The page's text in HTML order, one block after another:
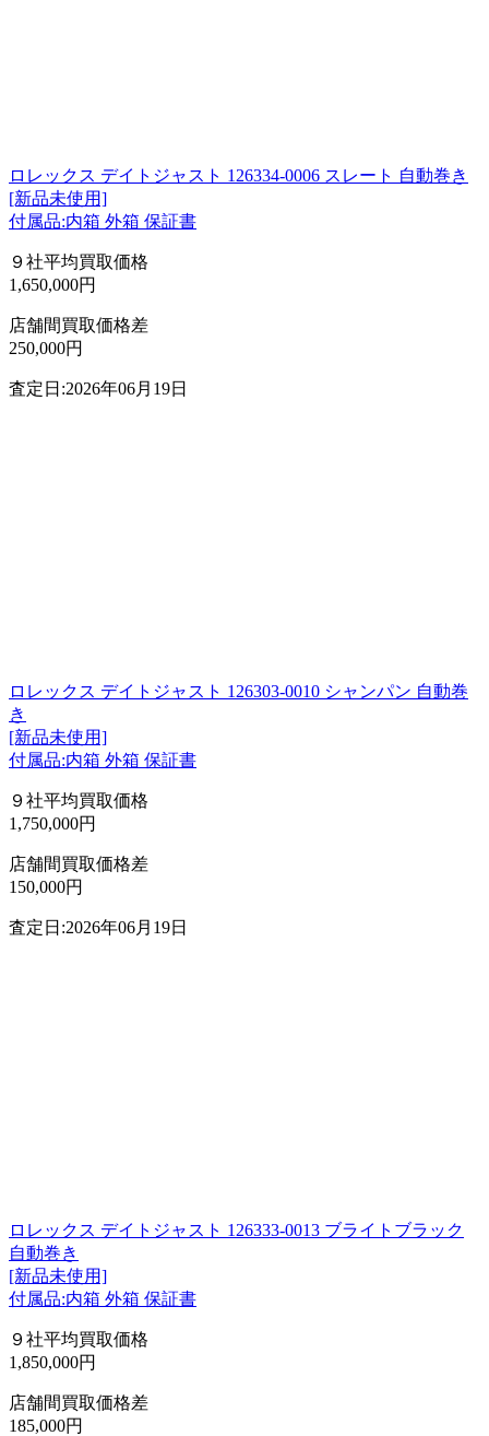
ロレックス デイトジャスト 126334-0006 スレート 自動巻き
[新品未使用]
付属品:内箱 外箱 保証書
９社平均買取価格
1,650,000円
店舗間買取価格差
250,000円
査定日:2026年06月19日
ロレックス デイトジャスト 126303-0010 シャンパン 自動巻
き
[新品未使用]
付属品:内箱 外箱 保証書
９社平均買取価格
1,750,000円
店舗間買取価格差
150,000円
査定日:2026年06月19日
ロレックス デイトジャスト 126333-0013 ブライトブラック
自動巻き
[新品未使用]
付属品:内箱 外箱 保証書
９社平均買取価格
1,850,000円
店舗間買取価格差
185,000円